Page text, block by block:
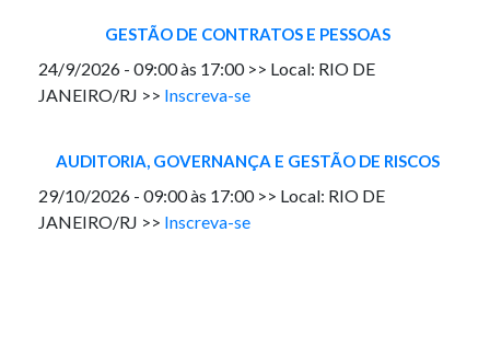
GESTÃO DE CONTRATOS E PESSOAS
24/9/2026 - 09:00 às 17:00 >> Local: RIO DE
JANEIRO/RJ >> Inscreva-se
AUDITORIA, GOVERNANÇA E GESTÃO DE RISCOS
29/10/2026 - 09:00 às 17:00 >> Local: RIO DE
JANEIRO/RJ >> Inscreva-se